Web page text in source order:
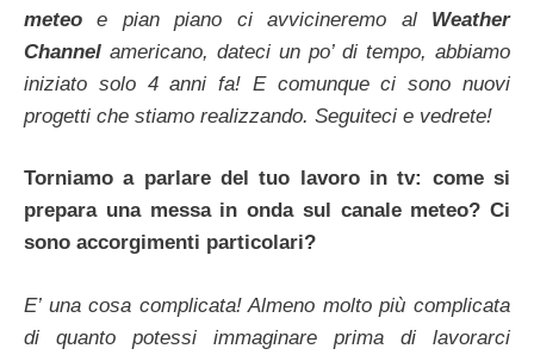
meteo e pian piano ci avvicineremo al Weather
Channel americano, dateci un po’ di tempo, abbiamo
iniziato solo 4 anni fa! E comunque ci sono nuovi
progetti che stiamo realizzando. Seguiteci e vedrete!
Torniamo a parlare del tuo lavoro in tv: come si
prepara una messa in onda sul canale meteo? Ci
sono accorgimenti particolari?
E’ una cosa complicata! Almeno molto più complicata
di quanto potessi immaginare prima di lavorarci